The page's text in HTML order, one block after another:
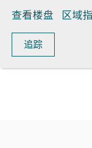
查看楼盘 区域
追踪